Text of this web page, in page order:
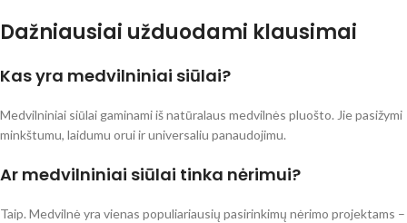
Dažniausiai užduodami klausimai
Kas yra medvilniniai siūlai?
Medvilniniai siūlai gaminami iš natūralaus medvilnės pluošto. Jie pasižymi
minkštumu, laidumu orui ir universaliu panaudojimu.
Ar medvilniniai siūlai tinka nėrimui?
Taip. Medvilnė yra vienas populiariausių pasirinkimų nėrimo projektams –